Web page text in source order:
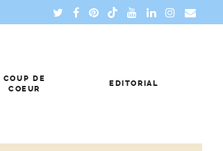
COUP DE
COEUR
EDITORIAL